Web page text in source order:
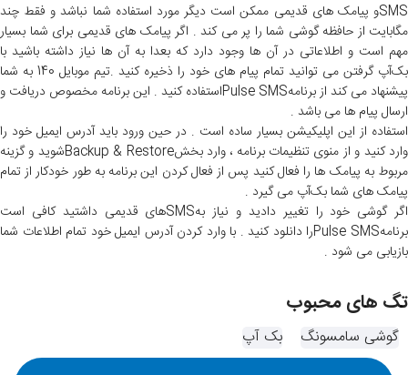
SMSو پیامک های قدیمی ممکن است دیگر مورد استفاده شما نباشد و فقط چند
مگابایت از حافظه گوشی شما را پر می کند . اگر پیامک های قدیمی برای شما بسیار
مهم است و اطلاعاتی در آن ها وجود دارد که بعدا به آن ها نیاز داشته باشید با
بک‌آپ گرفتن می توانید تمام پیام های خود را ذخیره کنید .تیم موبایل 140 به شما
پیشنهاد می کند از برنامهPulse SMSاستفاده کنید . این برنامه مخصوص دریافت و
ارسال پیام ها می باشد .
استفاده از این اپلیکیشن بسیار ساده است . در حین ورود باید آدرس ایمیل خود را
وارد کنید و از منوی تنظیمات برنامه ، وارد بخشBackup & Restoreشوید و گزینه
مربوط به پیامک ها را فعال کنید پس از فعال کردن این برنامه به طور خودکار از تمام
پیامک های شما بک‌آپ می گیرد .
اگر گوشی خود را تغییر دادید و نیاز بهSMSهای قدیمی داشتید کافی است
برنامهPulse SMSرا دانلود کنید . با وارد کردن آدرس ایمیل خود تمام اطلاعات شما
بازیابی می شود .
تگ های محبوب
گوشی سامسونگ بک آپ